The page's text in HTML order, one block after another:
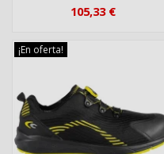
105,33 €
¡En oferta!